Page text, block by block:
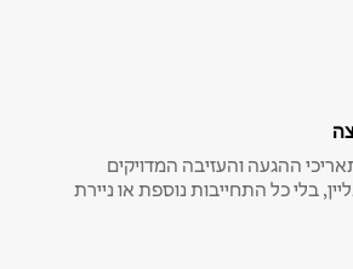
ההגעה והעזיבה המדויקים
בלי כל התחייבות נוספת או ניירת